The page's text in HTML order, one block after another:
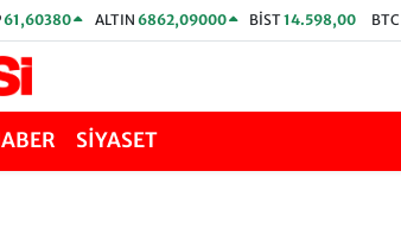
61,60380 ALTIN 6862,09000 BİST14.598,00 BTC
SİYASET